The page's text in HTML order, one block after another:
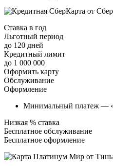
Ставка в год
Льготный период
до 120 дней
Кредитный лимит
до 1 000 000
Оформить карту
Обслуживание
Оформление
Минимальный платеж —
Низкая % ставка
Бесплатное обслуживание
Бесплатное оформление